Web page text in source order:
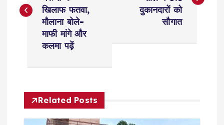
s
a
v
खिलाफ फतवा,
मौलाना बोले-
माफी मांगे और
कलमा पढ़ें
दुकानदारों को
सौगात
Related Posts